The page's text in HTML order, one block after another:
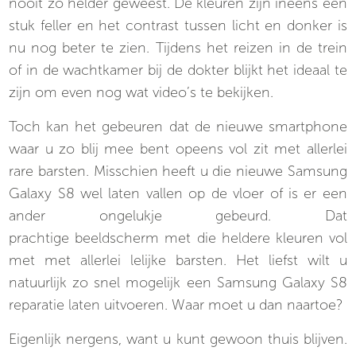
stuk feller en het contrast tussen licht en donker is
nu nog beter te zien. Tijdens het reizen in de trein
of in de wachtkamer bij de dokter blijkt het ideaal te
zijn om even nog wat video’s te bekijken.
Toch kan het gebeuren dat de nieuwe smartphone
waar u zo blij mee bent opeens vol zit met allerlei
rare barsten. Misschien heeft u die nieuwe Samsung
Galaxy S8 wel laten vallen op de vloer of is er een
ander ongelukje gebeurd. Dat
prachtige beeldscherm met die heldere kleuren vol
met met allerlei lelijke barsten. Het liefst wilt u
natuurlijk zo snel mogelijk een Samsung Galaxy S8
reparatie laten uitvoeren. Waar moet u dan naartoe?
Eigenlijk nergens, want u kunt gewoon thuis blijven.